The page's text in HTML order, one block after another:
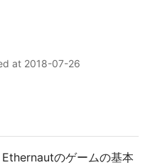
at 2018-07-26
のゲームの基本